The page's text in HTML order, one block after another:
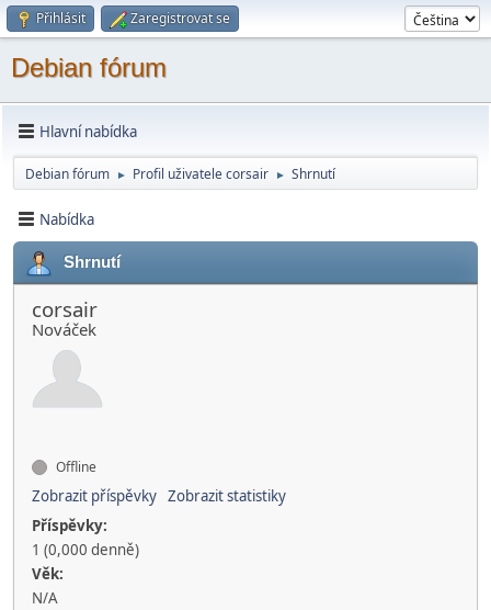
Přihlásit Zaregistrovat se
Debian fórum
Hlavní nabídka
Debian fórum ► Profil uživatele corsair ► Shrnutí
Nabídka
Shrnutí
corsair
Nováček
Offline
Zobrazit příspěvky Zobrazit statistiky
Příspěvky:
1 (0,000 denně)
Věk:
N/A